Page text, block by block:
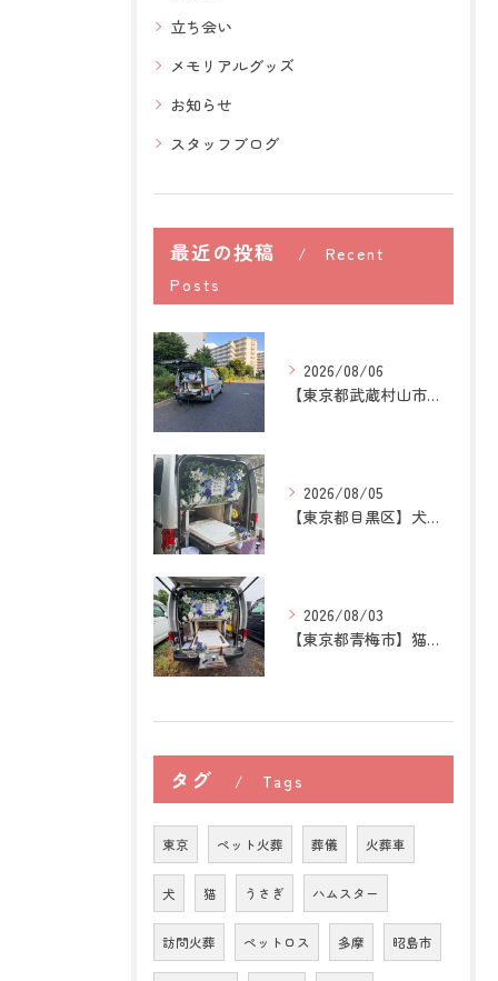
立ち会い
メモリアルグッズ
お知らせ
スタッフブログ
最近の投稿
Recent
Posts
2026/08/06
【東京都武蔵村山市】犬の訪問ペット火葬｜愛犬との最後の時間を...
2026/08/05
【東京都目黒区】犬の訪問ペット火葬｜住み慣れた場所で心穏やか...
2026/08/03
【東京都青梅市】猫の訪問ペット火葬｜後悔しないために知ってお...
タグ Tags
東京 ペット火葬 葬儀 火葬車
犬 猫 うさぎ ハムスター
訪問火葬 ペットロス 多摩 昭島市